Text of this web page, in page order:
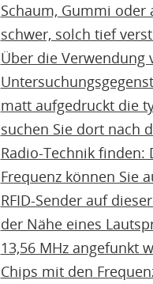
Schaum, Gummi
schwer, solch tief
Über die Verwendung
matt aufgedruckt die
suchen Sie dort nach
Radio-Technik finden:
Frequenz können Sie
RFID-Sender auf
der Nähe eines
13,56 MHz angefunkt
Chips mit den